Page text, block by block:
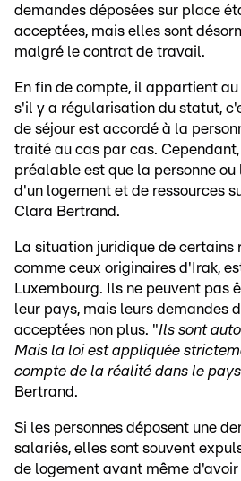
demandes déposées sur place
acceptées, mais elles sont
malgré le contrat de travail.
En fin de compte, il appartient
s'il y a régularisation du statut,
de séjour est accordé à la
traité au cas par cas.
préalable est que la personne
d'un logement et de ressources
Clara Bertrand.
La situation juridique de certains
comme ceux originaires d'Irak,
Luxembourg. Ils ne peuvent pas
leur pays, mais leurs demandes
acceptées non plus. "Ils sont
Mais la loi est appliquée
compte de la réalité dans le pays
Bertrand.
Si les personnes déposent une
salariés, elles sont souvent
de logement avant même d'avoir